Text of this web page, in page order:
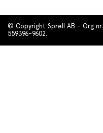
© Copyright Sprell AB - Org nr.
559396-9602.